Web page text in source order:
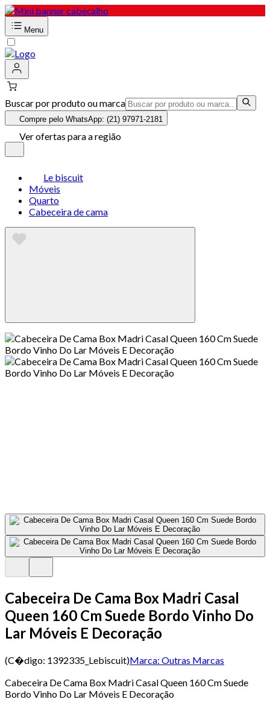
Menu
Buscar por produto ou marca
Compre pelo WhatsApp: (21) 97971-2181
Ver ofertas para a região
Le biscuit
Móveis
Quarto
Cabeceira de cama
Cabeceira De Cama Box Madri Casal
Queen 160 Cm Suede Bordo Vinho Do
Lar Móveis E Decoração
(C�digo: 1392335_Lebiscuit)Marca: Outras Marcas
Cabeceira De Cama Box Madri Casal Queen 160 Cm Suede
Bordo Vinho Do Lar Móveis E Decoração